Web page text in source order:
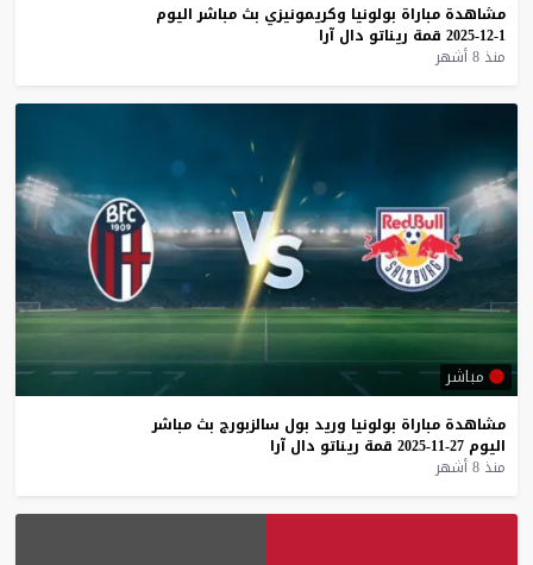
مشاهدة مباراة بولونيا وكريمونيزي بث مباشر اليوم
1-12-2025
قمة ريناتو دال آرا
منذ 8 أشهر
مباشر
مشاهدة مباراة بولونيا وريد بول سالزبورج بث مباشر
اليوم 27-11-2025 قمة ريناتو دال آرا
منذ 8 أشهر